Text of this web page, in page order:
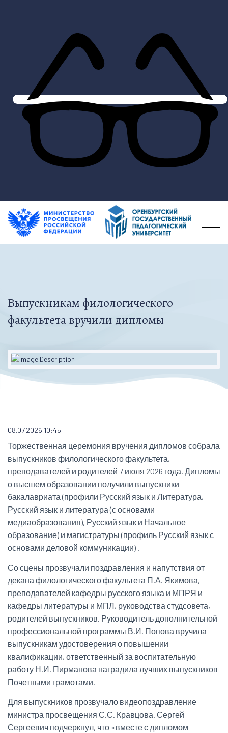
Выпускникам филологического
факультета вручили дипломы
08.07.2026 10:45
Торжественная церемония вручения дипломов собрала
выпускников филологического факультета,
преподавателей и родителей 7 июля 2026 года. Дипломы
о высшем образовании получили выпускники
бакалавриата (профили Русский язык и Литература,
Русский язык и литература (с основами
медиаобразования), Русский язык и Начальное
образование) и магистратуры (профиль Русский язык с
основами деловой коммуникации) .
Со сцены прозвучали поздравления и напутствия от
декана филологического факультета П.А. Якимова,
преподавателей кафедры русского языка и МПРЯ и
кафедры литературы и МПЛ, руководства студсовета,
родителей выпускников. Руководитель дополнительной
профессиональной программы В.И. Попова вручила
выпускникам удостоверения о повышении
квалификации, ответственный за воспитательную
работу Н.И. Пирманова наградила лучших выпускников
Почетными грамотами.
Для выпускников прозвучало видеопоздравление
министра просвещения С.С. Кравцова. Сергей
Сергеевич подчеркнул, что «вместе с дипломом